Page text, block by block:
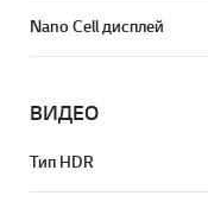
Nano Cell дисплей
ВИДЕО
Тип HDR